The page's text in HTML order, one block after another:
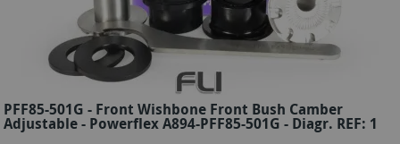
PFF85-501G - Front Wishbone Front Bush Camber
Adjustable - Powerflex A894-PFF85-501G - Diagr. REF: 1